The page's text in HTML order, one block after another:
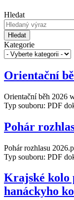
Hledat
Hledat
Kategorie
Orientační
Orientační běh 2026
Typ souboru: PDF
Pohár
Pohár rozhlasu
Typ souboru: PDF
Krajské kolo
hanáckyho